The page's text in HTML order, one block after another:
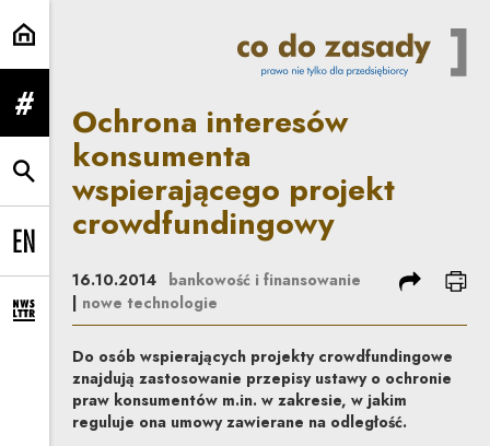
Ochrona interesów konsumenta
rozwiń menu
rozwiń wyszukiwarkę
Change language to EN
rozwiń formularz zapisu na newsletter
Ochrona interesów
konsumenta
wspierającego projekt
crowdfundingowy
16.10.2014 bankowość i finansowanie
nowe technologie
podziel się
Do osób wspierających projekty crowdfundingowe
znajdują zastosowanie przepisy ustawy o ochronie
praw konsumentów m.in. w zakresie, w jakim
reguluje ona umowy zawierane na odległość.